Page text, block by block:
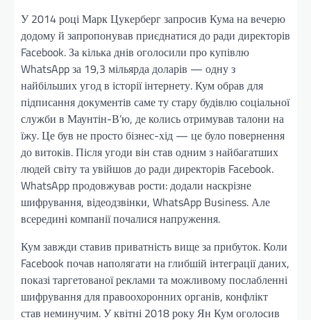
У 2014 році Марк Цукерберг запросив Кума на вечерю
додому й запропонував приєднатися до ради директорів
Facebook. За кілька днів оголосили про купівлю
WhatsApp за 19,3 мільярда доларів — одну з
найбільших угод в історії інтернету. Кум обрав для
підписання документів саме ту стару будівлю соціальної
служби в Маунтін-В’ю, де колись отримував талони на
їжу. Це був не просто бізнес-хід — це було повернення
до витоків. Після угоди він став одним з найбагатших
людей світу та увійшов до ради директорів Facebook.
WhatsApp продовжував рости: додали наскрізне
шифрування, відеодзвінки, WhatsApp Business. Але
всередині компанії почалися напруження.
Кум завжди ставив приватність вище за прибуток. Коли
Facebook почав наполягати на глибшій інтеграції даних,
показі таргетованої реклами та можливому послабленні
шифрування для правоохоронних органів, конфлікт
став неминучим. У квітні 2018 року Ян Кум оголосив